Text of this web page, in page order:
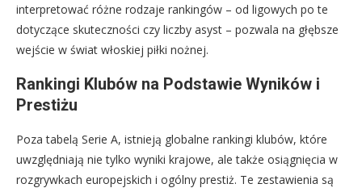
interpretować różne rodzaje rankingów – od ligowych po te
dotyczące skuteczności czy liczby asyst – pozwala na głębsze
wejście w świat włoskiej piłki nożnej.
Rankingi Klubów na Podstawie Wyników i
Prestiżu
Poza tabelą Serie A, istnieją globalne rankingi klubów, które
uwzględniają nie tylko wyniki krajowe, ale także osiągnięcia w
rozgrywkach europejskich i ogólny prestiż. Te zestawienia są